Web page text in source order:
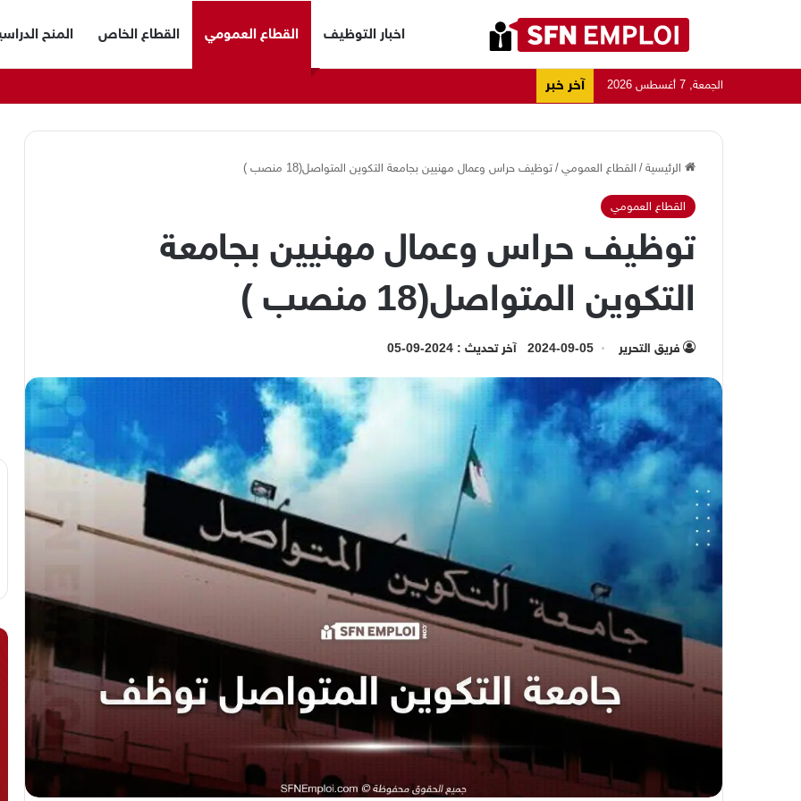
اخبار التوظيف القطاع العمومي القطاع الخاص المنح
الجمعة, 7 أغسطس 2026 آخر خبر
الرئيسية/ القطاع العمومي/توظيف حراس وعمال مهنيين بجامعة التكوين المتواصل(18 منصب )
القطاع العمومي
توظيف حراس وعمال مهنيين بجامعة
التكوين المتواصل(18 منصب )
فريق التحرير 2024-09-05 آخر تحديث : 2024-09-05